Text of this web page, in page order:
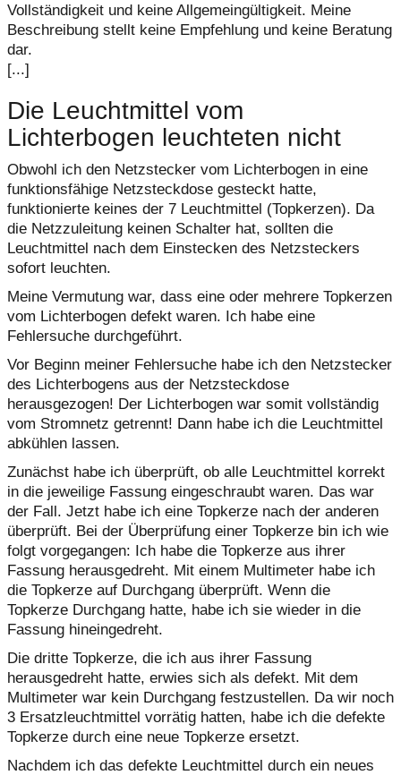
Vollständigkeit und keine Allgemeingültigkeit. Meine
Beschreibung stellt keine Empfehlung und keine Beratung
dar.
[...]
Die Leuchtmittel vom
Lichterbogen leuchteten nicht
Obwohl ich den Netzstecker vom Lichterbogen in eine
funktionsfähige Netzsteckdose gesteckt hatte,
funktionierte keines der 7 Leuchtmittel (Topkerzen). Da
die Netzzuleitung keinen Schalter hat, sollten die
Leuchtmittel nach dem Einstecken des Netzsteckers
sofort leuchten.
Meine Vermutung war, dass eine oder mehrere Topkerzen
vom Lichterbogen defekt waren. Ich habe eine
Fehlersuche durchgeführt.
Vor Beginn meiner Fehlersuche habe ich den Netzstecker
des Lichterbogens aus der Netzsteckdose
herausgezogen! Der Lichterbogen war somit vollständig
vom Stromnetz getrennt! Dann habe ich die Leuchtmittel
abkühlen lassen.
Zunächst habe ich überprüft, ob alle Leuchtmittel korrekt
in die jeweilige Fassung eingeschraubt waren. Das war
der Fall. Jetzt habe ich eine Topkerze nach der anderen
überprüft. Bei der Überprüfung einer Topkerze bin ich wie
folgt vorgegangen: Ich habe die Topkerze aus ihrer
Fassung herausgedreht. Mit einem Multimeter habe ich
die Topkerze auf Durchgang überprüft. Wenn die
Topkerze Durchgang hatte, habe ich sie wieder in die
Fassung hineingedreht.
Die dritte Topkerze, die ich aus ihrer Fassung
herausgedreht hatte, erwies sich als defekt. Mit dem
Multimeter war kein Durchgang festzustellen. Da wir noch
3 Ersatzleuchtmittel vorrätig hatten, habe ich die defekte
Topkerze durch eine neue Topkerze ersetzt.
Nachdem ich das defekte Leuchtmittel durch ein neues